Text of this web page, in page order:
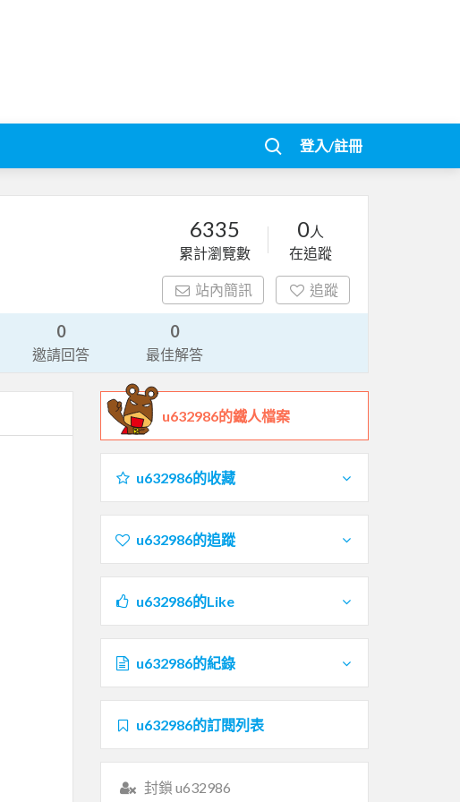
登入/註冊
6335
累計瀏覽數
0人
在追蹤
站內簡訊 追蹤
0
邀請回答
0
最佳解答
u632986的鐵人檔案
u632986的收藏
u632986的追蹤
u632986的Like
u632986的紀錄
u632986的訂閱列表
封鎖 u632986